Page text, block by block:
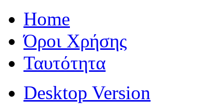
Home
Όροι Χρήσης
Ταυτότητα
Desktop Version